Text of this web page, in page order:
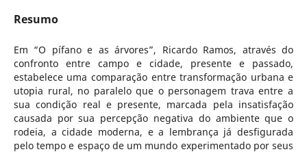
Resumo
Em “O pífano e as árvores”, Ricardo Ramos, através do
confronto entre campo e cidade, presente e passado,
estabelece uma comparação entre transformação urbana e
utopia rural, no paralelo que o personagem trava entre a
sua condição real e presente, marcada pela insatisfação
causada por sua percepção negativa do ambiente que o
rodeia, a cidade moderna, e a lembrança já desfigurada
pelo tempo e espaço de um mundo experimentado por seus